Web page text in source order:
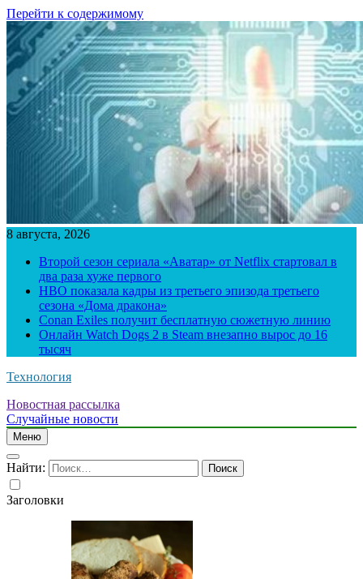
Перейти к содержимому
8 августа, 2026
Второй сезон сериала «Аватар» от Netflix стартовал в
два раза хуже первого
HBO показала кадры из третьего эпизода третьего
сезона «Дома дракона»
Conan Exiles получит бесплатную сюжетную линию
Онлайн Watch Dogs 2 в Steam внезапно вырос до 16
тысяч
Технология
Новостная рассылка
Случайные новости
Меню
Найти:
Заголовки